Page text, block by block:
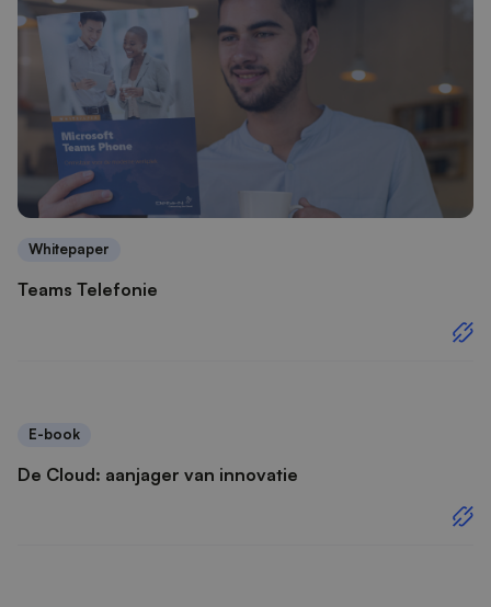
Whitepaper
Teams Telefonie
E-book
De Cloud: aanjager van innovatie